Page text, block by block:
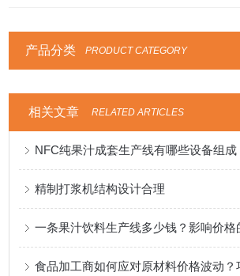
产品分类 PRODUCT CATEGORY
相关文章 RELATED ARTICLES
NFC纯果汁成套生产线有哪些设备组成
精制打浆机结构设计合理
一条果汁饮料生产线多少钱？影响价格